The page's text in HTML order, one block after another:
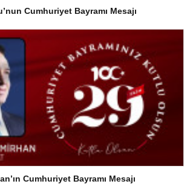
Cumhuriyet Bayramı Mesajı
Cumhuriyet Bayramı Mesajı